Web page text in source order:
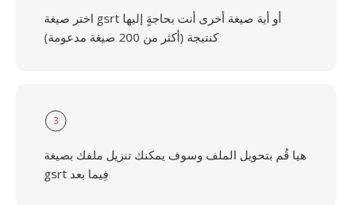
اختر صيغة gsrt أو أية صيغة أخرى أنت بحاجةٍ إليها
كنتيجة (أكثر من 200 صيغة مدعومة)
3
هيا قُم بتحويل الملف وسوف يمكنك تنزيل ملفك بصيغة
gsrt فِيما بعد